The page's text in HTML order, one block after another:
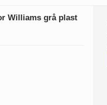
Williams grå plast